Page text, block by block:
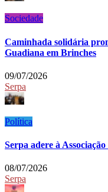
Sociedade
Caminhada solidária
Guadiana em Brinches
09/07/2026
Serpa
Política
Serpa adere à
08/07/2026
Serpa